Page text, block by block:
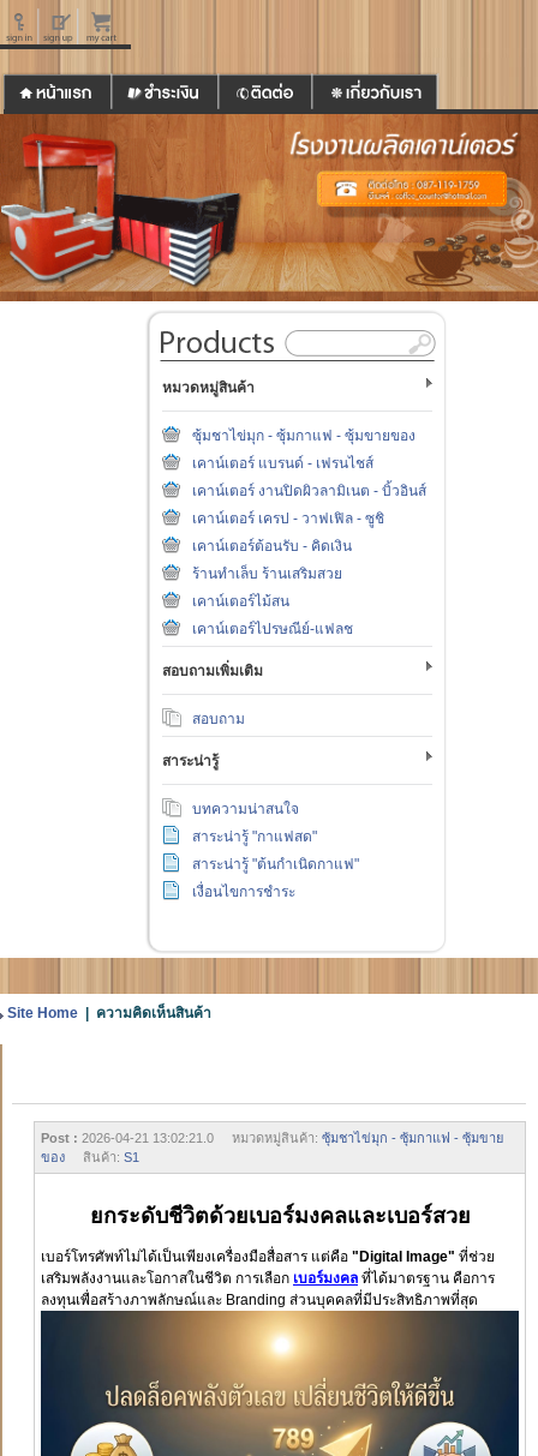
หมวดหมู่สินค้า
ซุ้มชาไข่มุก - ซุ้มกาแฟ - ซุ้มขายของ
เคาน์เตอร์ แบรนด์ - เฟรนไชส์
เคาน์เตอร์ งานปิดผิวลามิเนต - บิ้วอินส์
เคาน์เตอร์ เครป - วาฟเฟิล - ซูชิ
เคาน์เตอร์ต้อนรับ - คิดเงิน
ร้านทำเล็บ ร้านเสริมสวย
เคาน์เตอร์ไม้สน
เคาน์เตอร์ไปรษณีย์-แฟลช
สอบถามเพิ่มเติม
สอบถาม
สาระน่ารู้
บทความน่าสนใจ
สาระน่ารู้ "กาแฟสด"
สาระน่ารู้ "ต้นกำเนิดกาแฟ"
เงื่อนไขการชำระ
Site Home | ความคิดเห็นสินค้า
Post : 2026-04-21 13:02:21.0 หมวดหมู่สินค้า: ซุ้มชาไข่มุก - ซุ้มกาแฟ - ซุ้มขาย
ของ สินค้า: S1
ยกระดับชีวิตด้วยเบอร์มงคลและเบอร์สวย
เบอร์โทรศัพท์ไม่ได้เป็นเพียงเครื่องมือสื่อสาร แต่คือ "Digital Image" ที่ช่วย
เสริมพลังงานและโอกาสในชีวิต การเลือก เบอร์มงคล ที่ได้มาตรฐาน คือการ
ลงทุนเพื่อสร้างภาพลักษณ์และ Branding ส่วนบุคคลที่มีประสิทธิภาพที่สุด